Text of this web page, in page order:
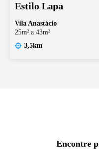
Estilo Lapa
Vila Anastácio
25m² a 43m²
3,5km
Encontre